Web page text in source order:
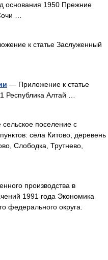
основания 1950 Прежние
…
к статье Заслуженный
— Приложение к статье
Республика Алтай …
поселение с
села Китово, деревень
Слободка, Трутнево,
производства в
1991 года Экономика
федерального округа.